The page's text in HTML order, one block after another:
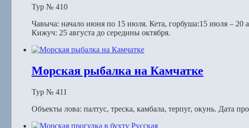
Тур № 410
Чавыча: начало июня по 15 июля. Кета, горбуша:15 июля – 20
Кижуч: 25 августа до середины октября.
Морская рыбалка на Камчатке
Тур № 411
Объекты лова: палтус, треска, камбала, терпуг, окунь. Дата